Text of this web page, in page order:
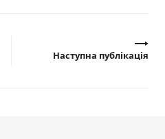
Наступна публікація